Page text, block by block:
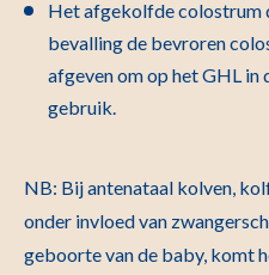
Het afgekolfde colostrum
bevalling de bevroren
afgeven om op het GHL
gebruik.
NB: Bij antenataal kolven,
onder invloed van
geboorte van de baby, komt